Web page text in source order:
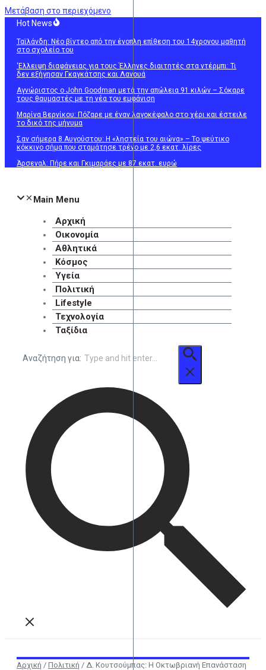
Μετάβαση στο περιεχόμενο
Hot News
Ταϊλάνδη: Νέο βίντεο από την ένοπλη επίθεση του 14χρονου μαθητή
στο σχολείο του
‘Ελλειψη διαφάνειας για τους Έλληνες διαιτητές στα ντέρμπι: Τι
δεν εξήγησαν Γκαγκάτσης και Λανουά
Αγνώριστος ο John Goodman μετά την απώλεια 91 κιλών – Σόκαρε
τους θαυμαστές με τη νέα του εμφάνιση
Μαρίνα Βερνίκου: Πόζαρε με έναν λαγοκέφαλο στο χέρι και έστειλε
το δικό της μήνυμα
Σαν σήμερα 8 Αυγούστου: Η «ληστεία του αιώνα» – Το ψεύτικο
κόκκινο σήμα που σταμάτησε τρένο με 2,6 εκατ. λίρες
Άρσεναλ: Πήρε και Γκιμαράες με 87 εκατ. ευρώ
Main Menu
Αρχική
Οικονομία
Αθλητικά
Κόσμος
Υγεία
Πολιτική
Lifestyle
Τεχνολογία
Ταξίδια
Αναζήτηση για:
Αρχική / Πολιτική / Δ. Κουτσούμπας: Η Οκτωβριανή Επανάσταση